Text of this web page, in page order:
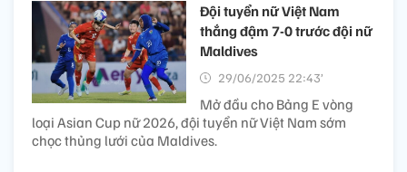
Đội tuyển nữ Việt Nam
thắng đậm 7-0 trước đội nữ
Maldives
29/06/2025 22:43’
Mở đầu cho Bảng E vòng
loại Asian Cup nữ 2026, đội tuyển nữ Việt Nam sớm
chọc thủng lưới của Maldives.